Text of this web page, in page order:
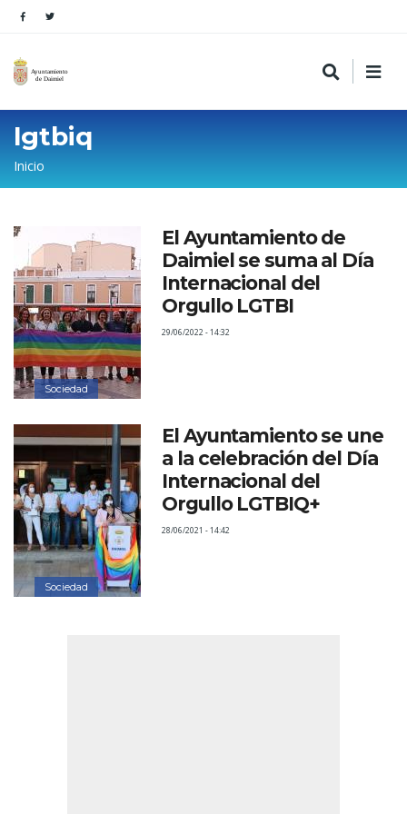
lgtbiq
Sobrescribir
enlaces
de
ayuda
a
la
navegación
Inicio
Sociedad
El Ayuntamiento de
Daimiel se suma al Día
Internacional del
Orgullo LGTBI
29/06/2022 - 14:32
Sociedad
El Ayuntamiento se une
a la celebración del Día
Internacional del
Orgullo LGTBIQ+
28/06/2021 - 14:42